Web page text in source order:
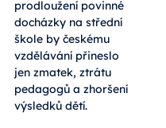
prodloužení povinné
docházky na střední
škole by českému
vzdělávání přineslo
jen zmatek, ztrátu
pedagogů a zhoršení
výsledků dětí.